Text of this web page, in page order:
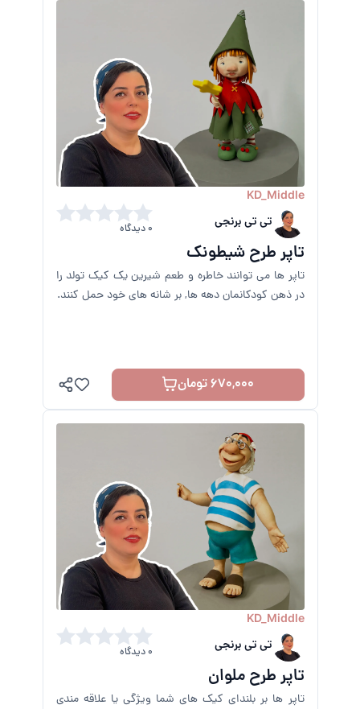
KD_Middle
تی تی برنجی 0 دیدگاه
تاپر طرح شیطونک
تاپر ها می توانند خاطره و طعم شیرین یک کیک تولد را
در ذهن کودکانمان دهه ها, بر شانه های خود حمل کنند.
670,000 تومان
KD_Middle
تی تی برنجی 0 دیدگاه
تاپر طرح ملوان
تاپر ها بر بلندای کیک های شما ویژگی یا علاقه مندی